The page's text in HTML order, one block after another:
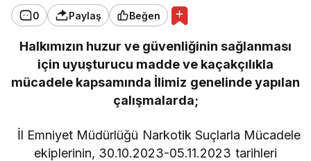
0 Paylaş Beğen
Halkımızın huzur ve güvenliğinin sağlanması
için uyuşturucu madde ve kaçakçılıkla
mücadele kapsamında İlimiz genelinde yapılan
çalışmalarda;
İl Emniyet Müdürlüğü Narkotik Suçlarla Mücadele
ekiplerinin, 30.10.2023-05.11.2023 tarihleri